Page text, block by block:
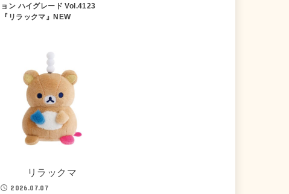
ョン ハイグレード Vol.4123
『リラックマ』NEW
リラックマ
2026.07.07